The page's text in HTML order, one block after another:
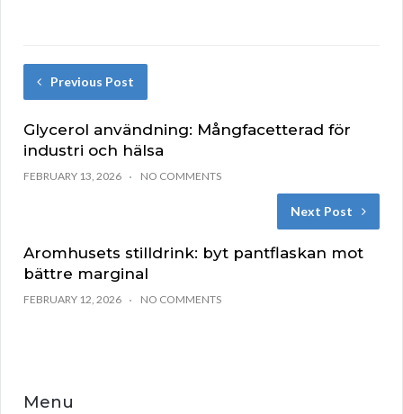
Previous Post
Glycerol användning: Mångfacetterad för
industri och hälsa
FEBRUARY 13, 2026 NO COMMENTS
Next Post
Aromhusets stilldrink: byt pantflaskan mot
bättre marginal
FEBRUARY 12, 2026 NO COMMENTS
Menu